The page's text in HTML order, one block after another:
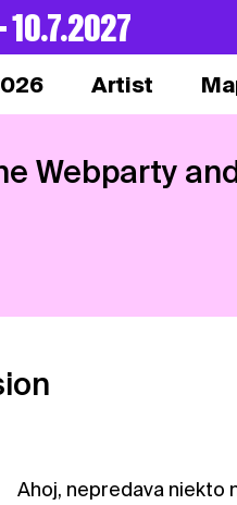
10.7.2027
Artist
Webparty
Ahoj, nepredava niekto